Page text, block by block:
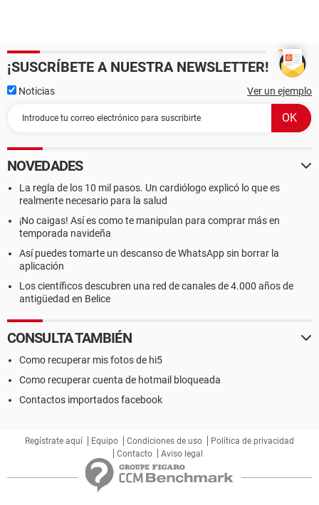
¡SUSCRÍBETE A NUESTRA NEWSLETTER!
Noticias Ver un ejemplo
NOVEDADES
La regla de los 10 mil pasos. Un cardiólogo explicó lo que es
realmente necesario para la salud
¡No caigas! Así es como te manipulan para comprar más en
temporada navideña
Así puedes tomarte un descanso de WhatsApp sin borrar la
aplicación
Los científicos descubren una red de canales de 4.000 años de
antigüedad en Belice
CONSULTA TAMBIÉN
Como recuperar mis fotos de hi5
Como recuperar cuenta de hotmail bloqueada
Contactos importados facebook
Regístrate aquí Equipo Condiciones de uso
Política de privacidad
Contacto
Aviso legal